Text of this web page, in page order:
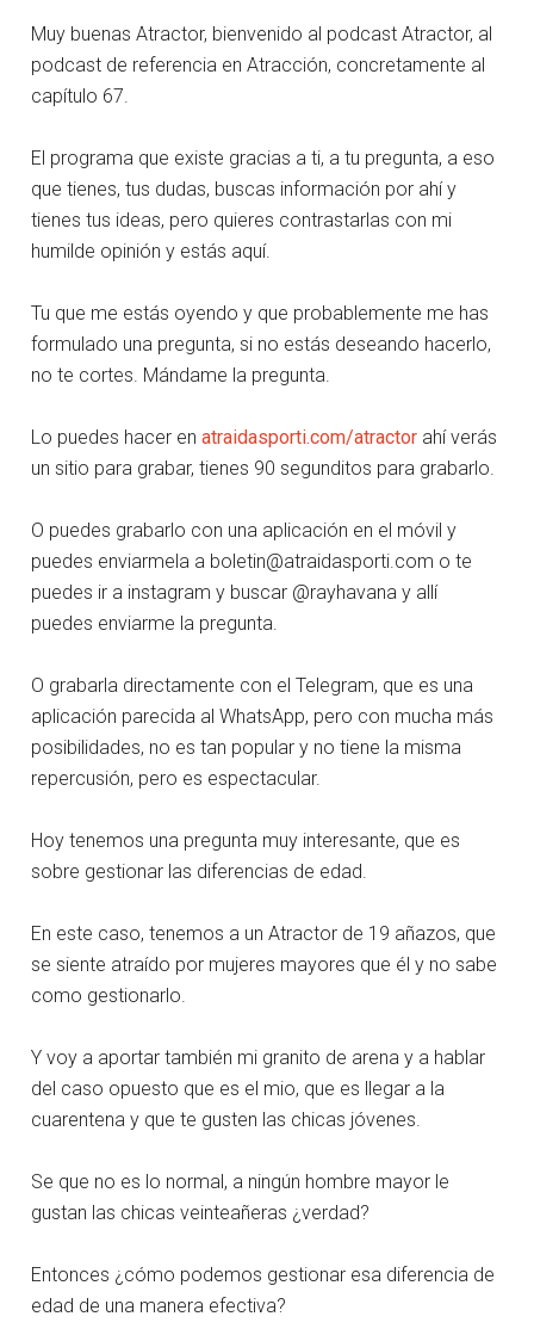
Muy buenas Atractor, bienvenido al podcast Atractor, al
podcast de referencia en Atracción, concretamente al
capítulo 67.
El programa que existe gracias a ti, a tu pregunta, a eso
que tienes, tus dudas, buscas información por ahí y
tienes tus ideas, pero quieres contrastarlas con mi
humilde opinión y estás aquí.
Tu que me estás oyendo y que probablemente me has
formulado una pregunta, si no estás deseando hacerlo,
no te cortes. Mándame la pregunta.
Lo puedes hacer enatraidasporti.com/atractor ahí verás
un sitio para grabar, tienes 90 segunditos para grabarlo.
O puedes grabarlo con una aplicación en el móvil y
puedes enviarmela a boletin@atraidasporti.com o te
puedes ir a instagram y buscar @rayhavana y allí
puedes enviarme la pregunta.
O grabarla directamente con el Telegram, que es una
aplicación parecida al WhatsApp, pero con mucha más
posibilidades, no es tan popular y no tiene la misma
repercusión, pero es espectacular.
Hoy tenemos una pregunta muy interesante, que es
sobre gestionar las diferencias de edad.
En este caso, tenemos a un Atractor de 19 añazos, que
se siente atraído por mujeres mayores que él y no sabe
como gestionarlo.
Y voy a aportar también mi granito de arena y a hablar
del caso opuesto que es el mio, que es llegar a la
cuarentena y que te gusten las chicas jóvenes.
Se que no es lo normal, a ningún hombre mayor le
gustan las chicas veinteañeras ¿verdad?
Entonces ¿cómo podemos gestionar esa diferencia de
edad de una manera efectiva?